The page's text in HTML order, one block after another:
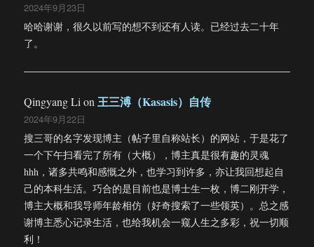
2024年9月23日
哈哈谢谢，很久以前写的想不到还有人读。已经过去二十年
了。
Qingyang Lion王三溥（Kasasis）自传
2024年9月22日
搜三哥的名字发现博主（帖子里自称站长）的网站，于是花了
一个下午扫看完了所有（大概），博主真是很有趣的灵魂
hhh，诸多共鸣和感慨之外，也学习到许多，亦让我回想起自
己的本科生活。巧合的是目前也是博士生一枚，博二刚开学，
博主大概和我导师年龄相仿（好奇搜索了一些领英）。总之感
谢博主悉心记录生活，也给我机会一窥人生之多彩，祝一切顺
利！